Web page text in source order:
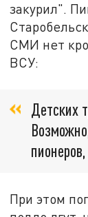
закурил".
СМИ нет
ВСУ:
Детских
При этом